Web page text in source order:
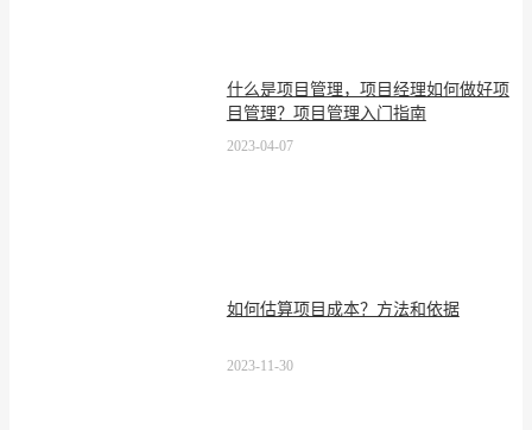
什么是项目管理，项目经理如何做好项
目管理？项目管理入门指南
2023-04-07
如何估算项目成本？方法和依据
2023-11-30